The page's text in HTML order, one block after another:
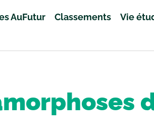
AuFutur Classements Vie